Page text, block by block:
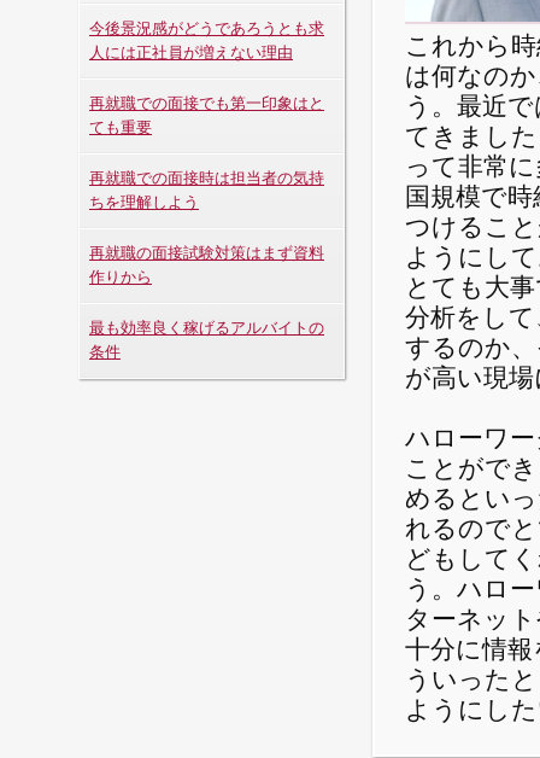
今後景況感がどうであろうとも求
人には正社員が増えない理由
再就職での面接でも第一印象はと
ても重要
再就職での面接時は担当者の気持
ちを理解しよう
再就職の面接試験対策はまず資料
作りから
最も効率良く稼げるアルバイトの
条件
これから
は何なの
う。最近
てきまし
って非常
国規模で
つけるこ
ようにし
とても大
分析をし
するのか
が高い現
ハローワ
ことがで
めるとい
れるので
どもして
う。ハロ
ターネッ
十分に情
ういった
ようにし